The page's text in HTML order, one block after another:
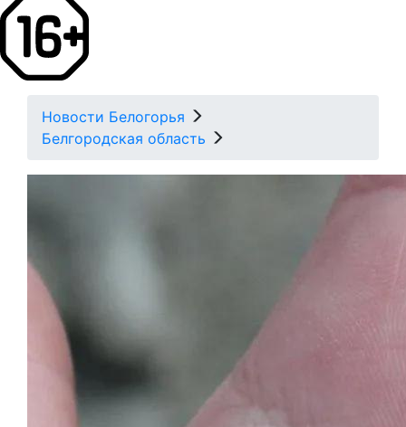
Новости Белогорья
Белгородская область